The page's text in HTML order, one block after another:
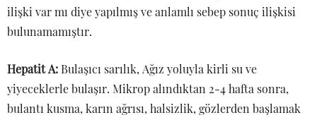
ilişki var mı diye yapılmış ve anlamlı sebep sonuç ilişkisi
bulunamamıştır.
Hepatit A:Bulaşıcı sarılık, Ağız yoluyla kirli su ve
yiyeceklerle bulaşır. Mikrop alındıktan 2-4 hafta sonra,
bulantı kusma, karın ağrısı, halsizlik, gözlerden başlamak